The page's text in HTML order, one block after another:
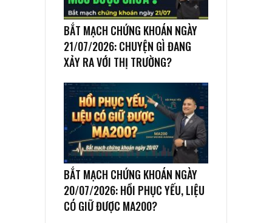
BẮT MẠCH CHỨNG KHOÁN NGÀY
21/07/2026: CHUYỆN GÌ ĐANG
XẢY RA VỚI THỊ TRƯỜNG?
BẮT MẠCH CHỨNG KHOÁN NGÀY
20/07/2026: HỒI PHỤC YẾU, LIỆU
CÓ GIỮ ĐƯỢC MA200?